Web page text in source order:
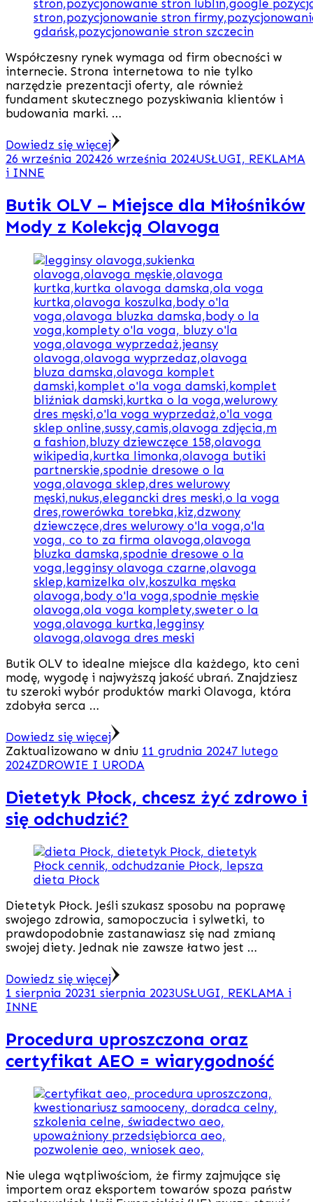
Współczesny rynek wymaga od firm obecności w
internecie. Strona internetowa to nie tylko
narzędzie prezentacji oferty, ale również
fundament skutecznego pozyskiwania klientów i
budowania marki. …
Dowiedz się więcej
26 września 202426 września 2024USŁUGI, REKLAMA
i INNE
Butik OLV – Miejsce dla Miłośników
Mody z Kolekcją Olavoga
Butik OLV to idealne miejsce dla każdego, kto ceni
modę, wygodę i najwyższą jakość ubrań. Znajdziesz
tu szeroki wybór produktów marki Olavoga, która
zdobyła serca …
Dowiedz się więcej
Zaktualizowano w dniu 11 grudnia 20247 lutego
2024ZDROWIE I URODA
Dietetyk Płock, chcesz żyć zdrowo i
się odchudzić?
Dietetyk Płock. Jeśli szukasz sposobu na poprawę
swojego zdrowia, samopoczucia i sylwetki, to
prawdopodobnie zastanawiasz się nad zmianą
swojej diety. Jednak nie zawsze łatwo jest …
Dowiedz się więcej
1 sierpnia 20231 sierpnia 2023USŁUGI, REKLAMA i
INNE
Procedura uproszczona oraz
certyfikat AEO = wiarygodność
Nie ulega wątpliwościom, że firmy zajmujące się
importem oraz eksportem towarów spoza państw